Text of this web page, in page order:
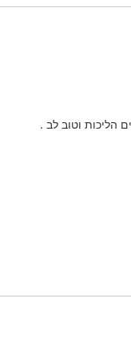
הליכות וטוב לב .